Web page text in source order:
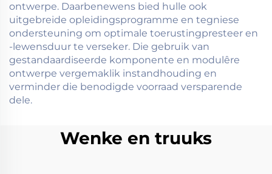
ontwerpe. Daarbenewens bied hulle ook
uitgebreide opleidingsprogramme en tegniese
ondersteuning om optimale toerustingpresteer en
-lewensduur te verseker. Die gebruik van
gestandaardiseerde komponente en modulêre
ontwerpe vergemaklik instandhouding en
verminder die benodigde voorraad versparende
dele.
Wenke en truuks